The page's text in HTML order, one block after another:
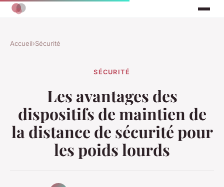
Accueil›Sécurité
SÉCURITÉ
Les avantages des
dispositifs de maintien de
la distance de sécurité pour
les poids lourds